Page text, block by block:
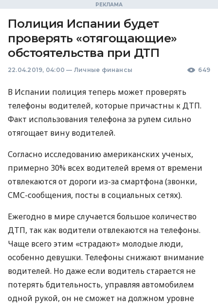
Полиция Испании будет
проверять «отягощающие»
обстоятельства при ДТП
22.04.2019, 04:00 — Личные финансы 649
В Испании полиция теперь может проверять
телефоны водителей, которые причастны кДТП.
Факт использования телефона за рулем сильно
отягощает вину водителей.
Согласно исследованию американских ученых,
примерно 30% всех водителей время от времени
отвлекаются от дороги из-за смартфона (звонки,
СМС-сообщения, посты в социальных сетях).
Ежегодно в мире случается большое количество
ДТП, так как водители отвлекаются на телефоны.
Чаще всего этим «страдают» молодые люди,
особенно девушки. Телефоны снижают внимание
водителей. Но даже если водитель старается не
потерять бдительность, управляя автомобилем
одной рукой, он не сможет на должном уровне